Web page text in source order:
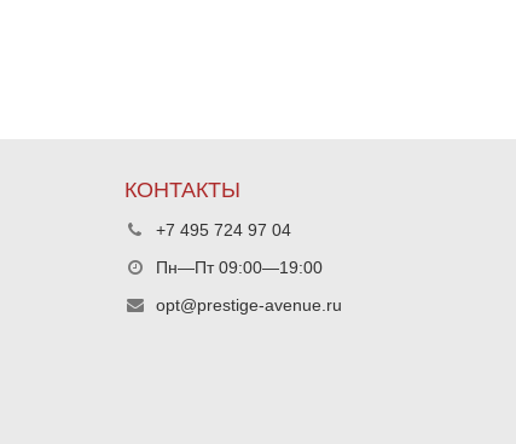
КОНТАКТЫ
+7 495 724 97 04
Пн—Пт 09:00—19:00
opt@prestige-avenue.ru